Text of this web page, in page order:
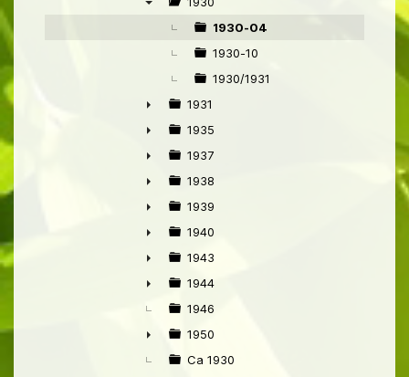
1930-04
1930-10
1930/1931
►
1931
►
1935
►
1937
►
1938
►
1939
►
1940
►
1943
►
1944
1946
►
1950
Ca 1930